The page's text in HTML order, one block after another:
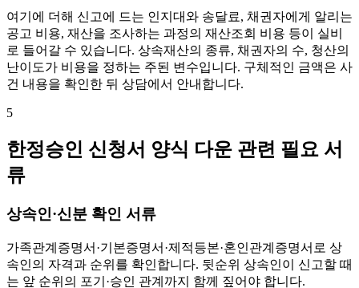
여기에 더해 신고에 드는 인지대와 송달료, 채권자에게 알리는
공고 비용, 재산을 조사하는 과정의 재산조회 비용 등이 실비
로 들어갈 수 있습니다. 상속재산의 종류, 채권자의 수, 청산의
난이도가 비용을 정하는 주된 변수입니다. 구체적인 금액은 사
건 내용을 확인한 뒤 상담에서 안내합니다.
5
한정승인 신청서 양식 다운 관련 필요 서
류
상속인·신분 확인 서류
가족관계증명서·기본증명서·제적등본·혼인관계증명서로 상
속인의 자격과 순위를 확인합니다. 뒷순위 상속인이 신고할 때
는 앞 순위의 포기·승인 관계까지 함께 짚어야 합니다.